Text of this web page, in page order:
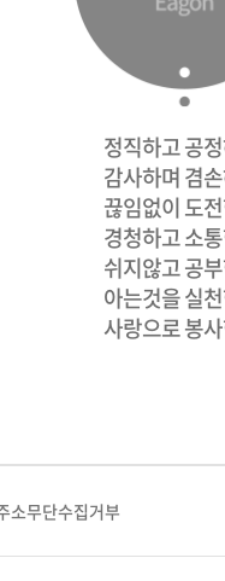
정직하고 공
감사하며 겸
끊임없이 도
경청하고 소
쉬지않고 공
아는것을 실
사랑으로 봉
소무단수집거부